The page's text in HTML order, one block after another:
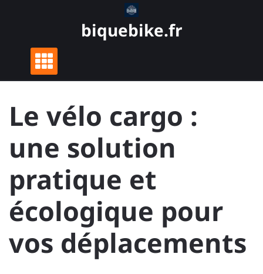
biquebike.fr
Le vélo cargo :
une solution
pratique et
écologique pour
vos déplacements